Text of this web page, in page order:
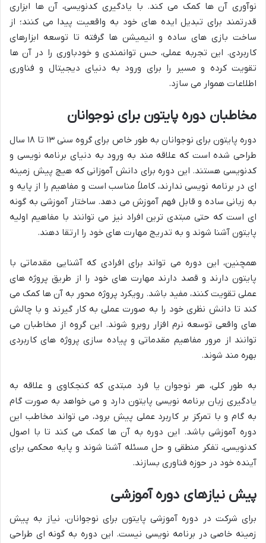
نوآوری آن ها کمک می کند. با یادگیری کدنویسی، آن ها ابزاری
قدرتمند برای تبدیل ایده های خود به واقعیت پیدا می کنند؛ از
ساخت بازی های ساده و انیمیشن ها گرفته تا توسعه ابزارهای
کاربردی. این تجربه عملی، حس توانمندی و خودباوری را در آن ها
تقویت کرده و مسیر را برای ورود به دنیای دیجیتال و فناوری
اطلاعات هموار می سازد.
مخاطبان دوره پایتون برای نوجوانان
دوره پایتون برای نوجوانان به طور خاص برای گروه سنی ۱۳ تا ۱۸ سال
طراحی شده است که علاقه مند به ورود به دنیای برنامه نویسی و
کدنویسی هستند. این دوره برای دانش آموزانی که هیچ پیش زمینه
ای در برنامه نویسی ندارند، کاملاً مناسب است و مفاهیم را از پایه و
به زبانی ساده و قابل فهم آموزش می دهد. ساختار آموزشی به گونه
ای است که حتی مبتدی ترین افراد نیز می توانند با مفاهیم اولیه
پایتون آشنا شوند و به تدریج مهارت های خود را ارتقا دهند.
همچنین، این دوره می تواند برای افرادی که آشنایی مقدماتی با
پایتون دارند و قصد دارند مهارت های خود را از طریق پروژه های
عملی تقویت کنند، مفید باشد. رویکرد پروژه محور به آن ها کمک می
کند تا دانش نظری خود را به صورت عملی به کار گیرند و با چالش
های واقعی توسعه نرم افزار روبرو شوند. این گروه از مخاطبان می
توانند از مرور مفاهیم مقدماتی و پیاده سازی پروژه های کاربردی
بهره مند شوند.
به طور کلی، هر نوجوان یا فرد مبتدی که کنجکاوی و علاقه به
یادگیری زبان برنامه نویسی پایتون دارد و می خواهد به صورت گام
به گام و با تمرکز بر کاربرد عملی پیش برود، می تواند مخاطب این
دوره آموزشی باشد. این دوره به آن ها کمک می کند تا با اصول
کدنویسی، تفکر منطقی و حل مسئله آشنا شوند و پایه محکمی برای
آینده خود در حوزه فناوری بسازند.
پیش نیازهای دوره آموزشی
برای شرکت در دوره آموزشی پایتون برای نوجوانان، نیاز به پیش
زمینه خاصی در برنامه نویسی نیست. این دوره به گونه ای طراحی